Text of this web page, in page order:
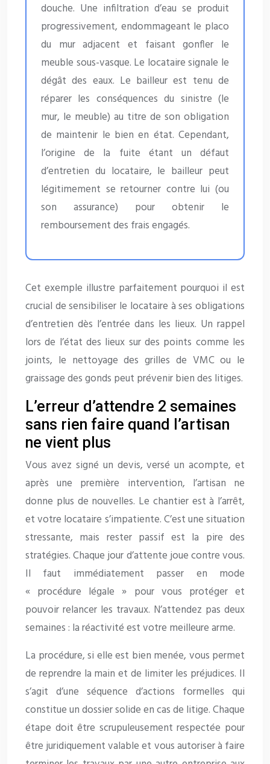
douche. Une infiltration d’eau se produit
progressivement, endommageant le placo
du mur adjacent et faisant gonfler le
meuble sous-vasque. Le locataire signale le
dégât des eaux. Le bailleur est tenu de
réparer les conséquences du sinistre (le
mur, le meuble) au titre de son obligation
de maintenir le bien en état. Cependant,
l’origine de la fuite étant un défaut
d’entretien du locataire, le bailleur peut
légitimement se retourner contre lui (ou
son assurance) pour obtenir le
remboursement des frais engagés.
Cet exemple illustre parfaitement pourquoi il est
crucial de sensibiliser le locataire à ses obligations
d’entretien dès l’entrée dans les lieux. Un rappel
lors de l’état des lieux sur des points comme les
joints, le nettoyage des grilles de VMC ou le
graissage des gonds peut prévenir bien des litiges.
L’erreur d’attendre 2 semaines
sans rien faire quand l’artisan
ne vient plus
Vous avez signé un devis, versé un acompte, et
après une première intervention, l’artisan ne
donne plus de nouvelles. Le chantier est à l’arrêt,
et votre locataire s’impatiente. C’est une situation
stressante, mais rester passif est la pire des
stratégies. Chaque jour d’attente joue contre vous.
Il faut immédiatement passer en mode
« procédure légale » pour vous protéger et
pouvoir relancer les travaux. N’attendez pas deux
semaines : la réactivité est votre meilleure arme.
La procédure, si elle est bien menée, vous permet
de reprendre la main et de limiter les préjudices. Il
s’agit d’une séquence d’actions formelles qui
constitue un dossier solide en cas de litige. Chaque
étape doit être scrupuleusement respectée pour
être juridiquement valable et vous autoriser à faire